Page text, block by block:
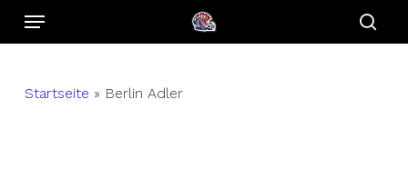
Skip
content
Menu
Startseite » Berlin Adler